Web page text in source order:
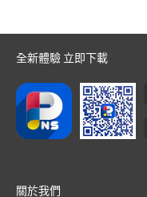
全新體驗 立即下載
關於我們